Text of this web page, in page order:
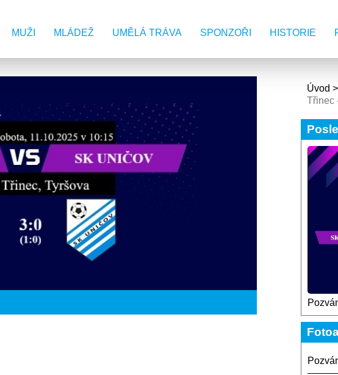
MUŽI MLÁDEŽ UMĚLÁ TRÁVA SPONZOŘI HISTORIE
Úvod
Třinec